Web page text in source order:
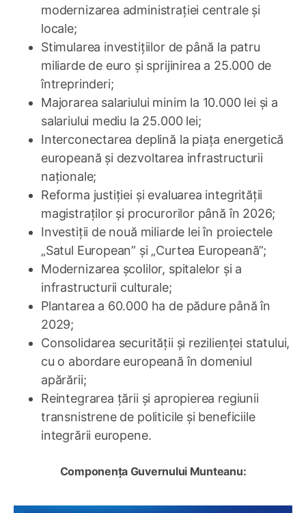
modernizarea administrației centrale și
locale;
Stimularea investițiilor de până la patru
miliarde de euro și sprijinirea a 25.000 de
întreprinderi;
Majorarea salariului minim la 10.000 lei și a
salariului mediu la 25.000 lei;
Interconectarea deplină la piața energetică
europeană și dezvoltarea infrastructurii
naționale;
Reforma justiției și evaluarea integrității
magistraților și procurorilor până în 2026;
Investiții de nouă miliarde lei în proiectele
„Satul European” și „Curtea Europeană”;
Modernizarea școlilor, spitalelor și a
infrastructurii culturale;
Plantarea a 60.000 ha de pădure până în
2029;
Consolidarea securității și rezilienței statului,
cu o abordare europeană în domeniul
apărării;
Reintegrarea țării și apropierea regiunii
transnistrene de politicile și beneficiile
integrării europene.
Componența Guvernului Munteanu: